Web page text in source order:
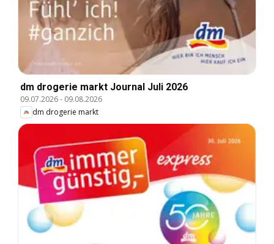
dm drogerie markt Journal Juli 2026
09.07.2026- 09.08.2026
dm drogerie markt